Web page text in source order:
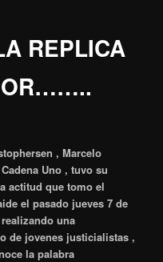
REPLICA
, Marcelo
Uno , tuvo su
actitud que tomo el
el pasado jueves 7 de
una
de jovenes justicialistas ,
la palabra